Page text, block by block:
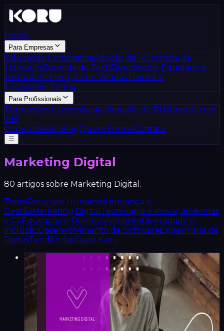
Home
Para Empresas
Educação CorporativaAdoção de IAJornada de
LiderançaJornada de TechDiversidade, Equidade e
InclusãoAceleração de VendasTrainee e
EstágioMentoring
Para Profissionais
Formações e ImersõesAceleração de RHsImersão em
RH
ComunidadesBlogQuem SomosContato
☰
Marketing Digital
80 artigos sobre Marketing Digital .
TodasRecursos HumanosLiderança e
GestãoMarketing Digital Tecnologia e InovaçãoVendas
e CSEducação e DesenvolvimentoDiversidade e
InclusãoDesenvolvimento de SoftwareEngenharia de
DadosTendênciasCases Koru
Marketing Digital
Back to the basics: o que as
metodologias consagradas
ainda podem ensinar ao
marketing atual